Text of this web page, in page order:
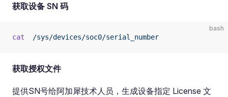
获取设备 SN 码
bash
cat
  /sys/devices/soc0/serial_number
获取授权文件
提供SN号给阿加犀技术人员，生成设备指定 License 文